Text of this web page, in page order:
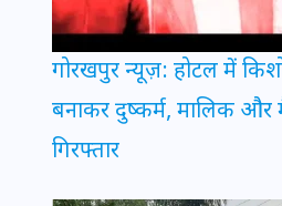
गोरखपुर न्यूज़: होटल में
बनाकर दुष्कर्म, मालिक
गिरफ्तार